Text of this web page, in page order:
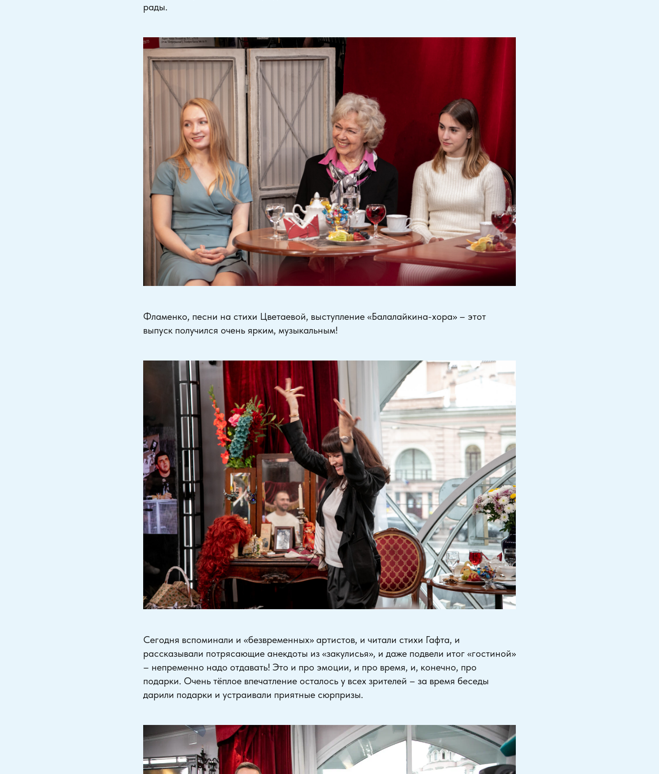
рады.
Фламенко, песни на стихи Цветаевой, выступление «Балалайкина-хора» – этот
выпуск получился очень ярким, музыкальным!
Сегодня вспоминали и «безвременных» артистов, и читали стихи Гафта, и
рассказывали потрясающие анекдоты из «закулисья», и даже подвели итог «гостиной»
– непременно надо отдавать! Это и про эмоции, и про время, и, конечно, про
подарки. Очень тёплое впечатление осталось у всех зрителей – за время беседы
дарили подарки и устраивали приятные сюрпризы.